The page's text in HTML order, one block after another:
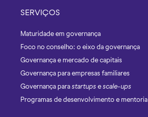
SERVIÇOS
Maturidade em governança
Foco no conselho: o eixo da governança
Governança e mercado de capitais
Governança para empresas familiares
Governança para startups e scale-ups
Programas de desenvolvimento e mentoria